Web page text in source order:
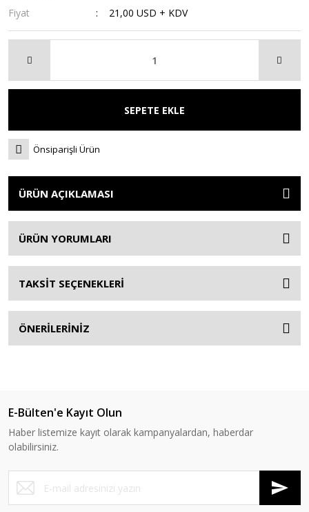
Fiyat
21,00 USD + KDV
SEPETE EKLE
Önsiparişli Ürün
ÜRÜN AÇIKLAMASI
ÜRÜN YORUMLARI
TAKSİT SEÇENEKLERİ
ÖNERİLERİNİZ
E-Bülten'e Kayıt Olun
Haber listemize kayıt olarak kampanyalardan, haberdar
olabilirsiniz.